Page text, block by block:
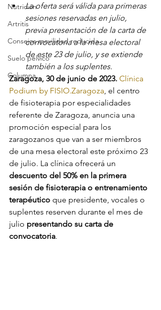
Nutrición
Artritis
Consejos movilidad reducida
Suelo pélvico
Columna
La oferta será válida para primeras
sesiones reservadas en julio,
previa presentación de la carta de
convocatoria a la mesa electoral
de este 23 de julio, y se extiende
también a los suplentes.
Zaragoza, 30 de junio de 2023. Clínica
Podium by FISIO.Zaragoza, el centro
de fisioterapia por especialidades
referente de Zaragoza, anuncia una
promoción especial para los
zaragozanos que van a ser miembros
de una mesa electoral este próximo 23
de julio. La clínica ofrecerá un
descuento del 50% en la primera
sesión de fisioterapia o entrenamiento
terapéutico que presidente, vocales o
suplentes reserven durante el mes de
julio presentando su carta de
convocatoria.